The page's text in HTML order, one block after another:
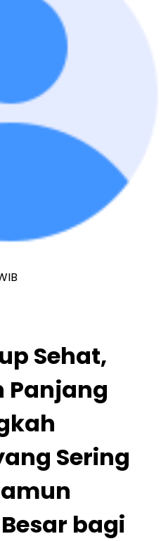
Sehat,
Panjang
Sering
bagi